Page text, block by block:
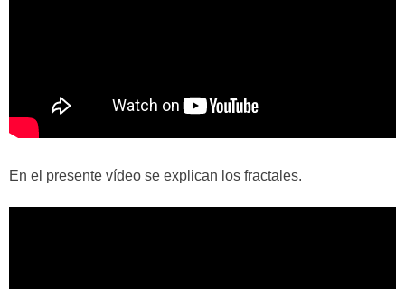
En el presente vídeo se explican los fractales.